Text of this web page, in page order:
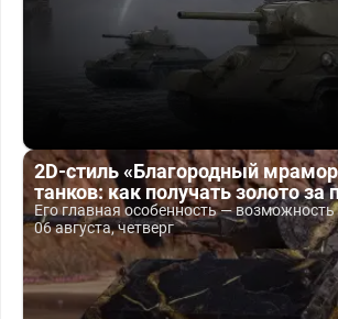
2D-стиль «Благородный
танков: как получать золото за
Его главная особенность —
06 августа, четверг